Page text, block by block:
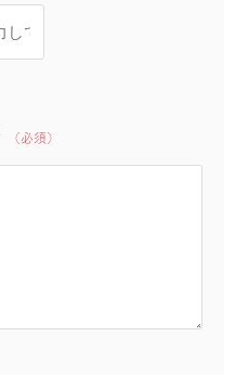
（必須）